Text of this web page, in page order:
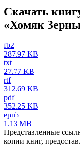
Скачать
«Хомяк
fb2
287.97 KB
txt
27.77 KB
rtf
312.69 KB
pdf
352.25 KB
epub
1.13 MB
Представленные
копии книг,